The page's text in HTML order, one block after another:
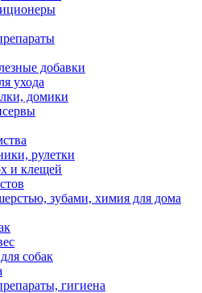
добавки
ухода
домики
рулетки
и клещей
зубами, химия для дома
собак
гигиена